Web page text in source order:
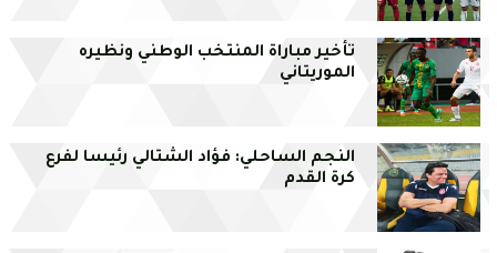
تأخير مباراة المنتخب الوطني ونظيره
الموريتاني
النجم الساحلي: فؤاد الشتالي رئيسا لفرع
كرة القدم